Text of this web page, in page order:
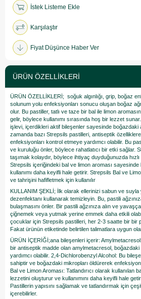
İstek Listeme Ekle
Karşılaştır
Fiyat Düşünce Haber Ver
ÜRÜN ÖZELLIKLERI
ÜRÜN ÖZELLİKLERİ; soğuk algınlığı, grip, boğaz
solunum yolu enfeksiyonları sonucu oluşan boğaz
olur. Bu pastiller, tatlı ve taze bir bal ile limon
gelir, böylece kullanımı sırasında hoş bir lezzet
işlevi, içerdikleri aktif bileşenler sayesinde boğazdaki
zamanda bazı Strepsils pastilleri, antiseptik
enfeksiyonları kontrol etmeye yardımcı olabilir. Bu
ve kuruluğu önler, böylece rahatlatıcı bir etki sağlar.
taşımak kolaydır, böylece ihtiyaç duyduğunuzda
Strepsils içeriğindeki bal ve limon aroması
kullanımı daha keyifli hale getirir. Strepsils Bal ve
ve tahrişini hafifletmek için kullanılır
KULLANIM ŞEKLİ; İlk olarak ellerinizi sabun ve
dezenfektanı kullanarak temizleyin. Bu, pastili
bulaşmasını önler. Bir pastili ağzınıza alın ve
çiğnemek veya yutmak yerine emmek daha etkili
çocuklar için Strepsils pastilleri, her 2-3 saatte bir bir
Fakat ürünün etiketinde belirtilen talimatlara uygun
ÜRÜN İÇERİĞİ;ana bileşenleri içerir:
bir antiseptik madde olan amylmetacresol,
yardımcı olabilir. 2,4-Dichlorobenzyl Alcohol: Bu
sahiptir ve boğazdaki mikropları öldürerek
Bal ve Limon Aroması: Tatlandırıcı olarak kullanılan
lezzetini oluşturur ve kullanımını daha keyifli hale
Pastillerin yapısını sağlamak ve tatlandırmak için
içerebilirler.